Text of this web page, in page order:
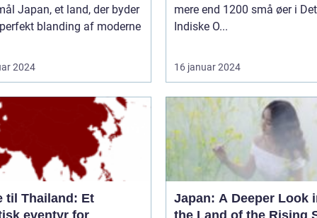
byder
blanding af moderne
2024
mere end 1200 små øer i Det
Indiske O...
16 januar 2024
til Thailand: Et
eventyr for
Japan: A Deeper Look
the Land of the Rising